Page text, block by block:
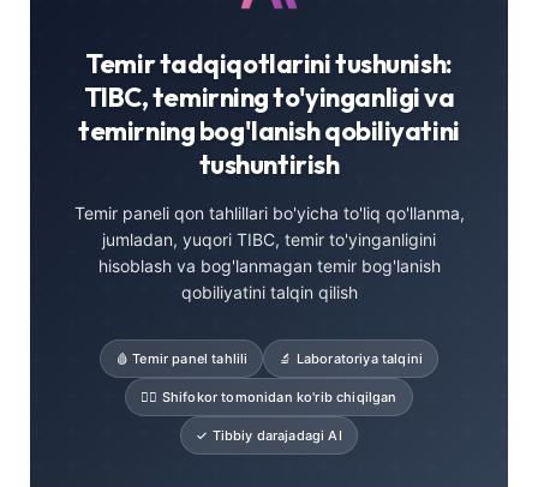
Temir tadqiqotlarini tushunish:
TIBC, temirning to'yinganligi va
temirning bog'lanish qobiliyatini
tushuntirish
Temir paneli qon tahlillari bo'yicha to'liq qo'llanma,
jumladan, yuqori TIBC, temir to'yinganligini
hisoblash va bog'lanmagan temir bog'lanish
qobiliyatini talqin qilish
🩸 Temir panel tahlili 🔬 Laboratoriya talqini
👨‍⚕️ Shifokor tomonidan ko'rib chiqilgan
✓ Tibbiy darajadagi AI